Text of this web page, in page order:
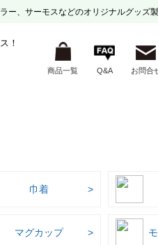
ー、サーモスなどのオリジナルグッズ
！
商品一覧 Q&A お問合
巾着
マグカップ